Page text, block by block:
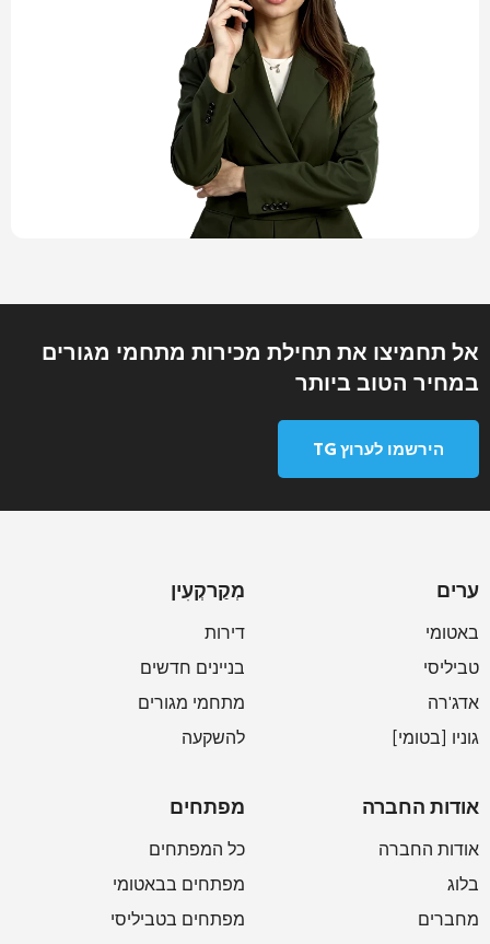
אל תחמיצו את תחילת מכירות מתחמי מגורים
במחיר הטוב ביותר
הירשמו לערוץ TG
ערים
באטומי
טביליסי
אדג'רה
גוניו [בטומי]
אודות החברה
אודות החברה
בלוג
מחברים
מְקַרקְעִין
דירות
בניינים חדשים
מתחמי מגורים
להשקעה
מפתחים
כל המפתחים
מפתחים בבאטומי
מפתחים בטביליסי